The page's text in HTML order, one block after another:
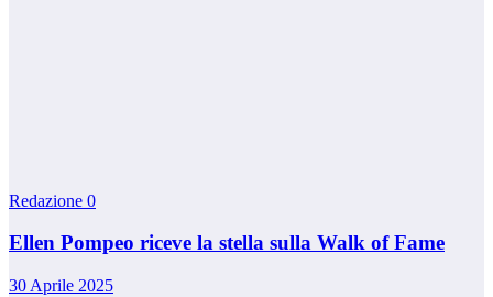
Redazione 0
Ellen Pompeo riceve la stella sulla Walk of Fame
30 Aprile 2025